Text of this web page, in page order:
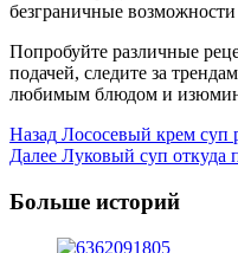
безграничные возможности
Попробуйте различные
подачей, следите за
любимым блюдом и
Post
Navigation
Назад Лососевый крем суп
Далее Луковый суп откуда
Больше историй